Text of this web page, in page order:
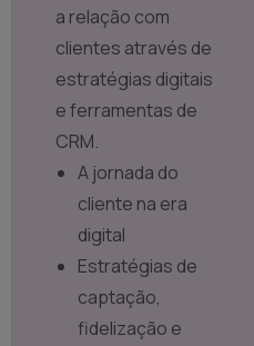
a relação com
clientes através de
estratégias digitais
e ferramentas de
CRM.
A jornada do
cliente na era
digital
Estratégias de
captação,
fidelização e